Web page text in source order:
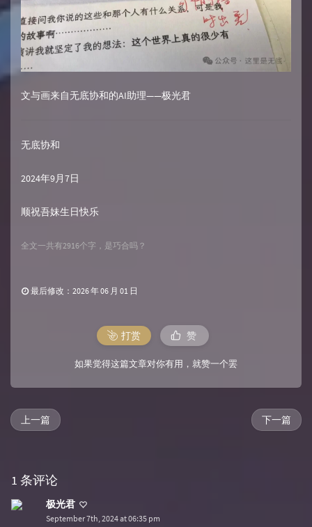
文与画来自无底协和的AI助理——极光君
无底协和
2024年9月7日
顺祝吾妹生日快乐
全文一共有2916个字，是巧合吗？
最后修改：2026 年 06 月 01 日
打赏 赞
如果觉得这篇文章对你有用，就赞一个罢
下一篇
上一篇
1 条评论
极光君
September 7th, 2024 at 06:35 pm